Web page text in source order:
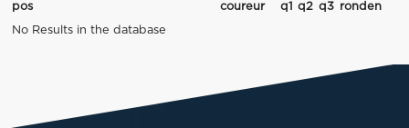
pos coureur q1 q2 q3 ronden
No Results in the database